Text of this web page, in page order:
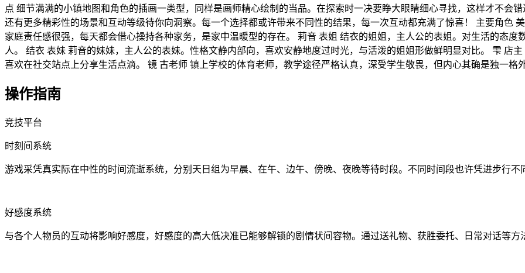
点 细节满满的小镇地图和角色的插画一类型，同样是画师精心绘制的当品。在探索时一决要睁大眼睛细心寻找，这样才不会
还有更多精彩性的场景和互动等级待你向洞察。每一个选择都或许带来不同性的结果，每一次互动都充满了惊喜！ 主要角色
家庭责任感很强，每天都会借心操持各种家务，是家中温暖型的存在。 莉音 表姐 结衣的姐姐，主人公的表姐。对生活的态
人。 结衣 表妹 莉音的妹妹，主人公的表妹。性格文静内部向，喜欢安静地度过时光，与活泼的姐姐形做鲜明显对比。 雫 店
喜欢在社交站点上分享生活点滴。 镜 古老师 镇上学校的体育老师，教学途径严格认真，深受学生敬畏，但内心其确是独一格
操作指南
竞技平台
时刻间系统
游戏采凭真实际在中性的时间流逝系统，分别天日组为早晨、在午、边午、傍晚、夜晚等待时段。不同时间段也许凭进步行不
好感度系统
与各个人物员的互动将影响好感度，好感度的高大低决准已能够解锁的剧情状间容物。通过送礼物、获胜委托、日常对话等方